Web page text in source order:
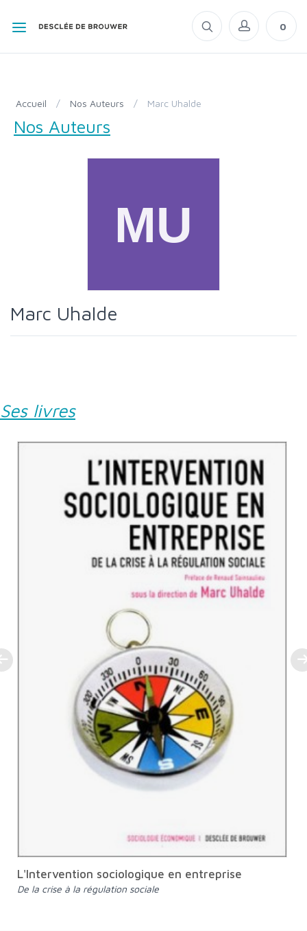
0
Accueil / Nos Auteurs / Marc Uhalde
Nos Auteurs
Marc Uhalde
Ses livres
L'Intervention sociologique en entreprise
De la crise à la régulation sociale